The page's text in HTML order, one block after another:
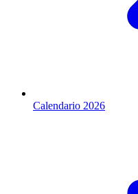
Calendario 2026